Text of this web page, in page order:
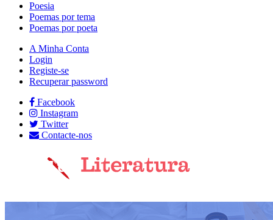
Poesia
Poemas por tema
Poemas por poeta
A Minha Conta
Login
Registe-se
Recuperar password
Facebook
Instagram
Twitter
Contacte-nos